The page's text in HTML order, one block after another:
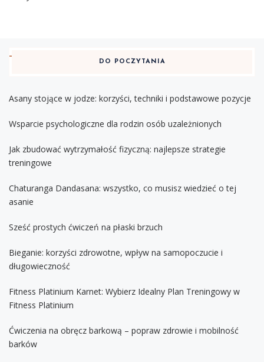
DO POCZYTANIA
Asany stojące w jodze: korzyści, techniki i podstawowe pozycje
Wsparcie psychologiczne dla rodzin osób uzależnionych
Jak zbudować wytrzymałość fizyczną: najlepsze strategie
treningowe
Chaturanga Dandasana: wszystko, co musisz wiedzieć o tej
asanie
Sześć prostych ćwiczeń na płaski brzuch
Bieganie: korzyści zdrowotne, wpływ na samopoczucie i
długowieczność
Fitness Platinium Karnet: Wybierz Idealny Plan Treningowy w
Fitness Platinium
Ćwiczenia na obręcz barkową – popraw zdrowie i mobilność
barków